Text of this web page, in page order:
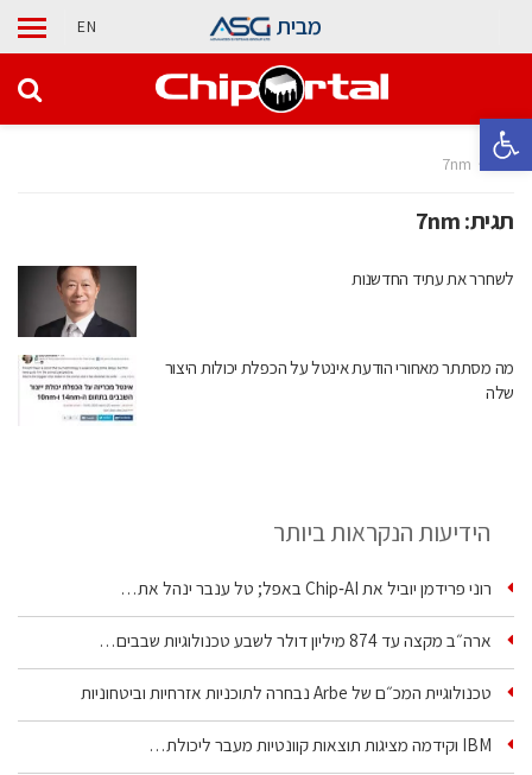
פתח סרגל נגישות
מבית EN
בית 7nm
תגית:7nm
לשחרר את עתיד החדשנות
מה מסתתר מאחורי הודעת אינטל על הכפלת יכולות היצור
שלה
הידיעות הנקראות ביותר
רוני פרידמן יוביל את Chip‑AI באפל; טל ענבר ינהל את…
ארה״ב מקצה עד 874 מיליון דולר לשבע טכנולוגיות שבבים…
טכנולוגיית המכ״ם של Arbe נבחרה לתוכניות אזרחיות וביטחוניות
IBM וקידמה מציגות תוצאות קוונטיות מעבר ליכולת…